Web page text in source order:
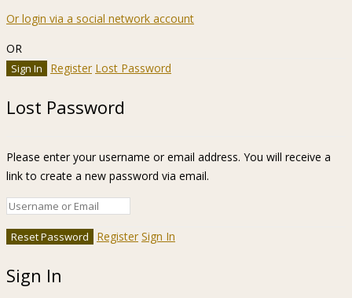
Or login via a social network account
OR
Register Lost Password
Lost Password
Please enter your username or email address. You will receive a
link to create a new password via email.
Register Sign In
Sign In